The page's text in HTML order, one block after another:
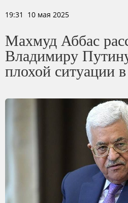
19:31 10 мая 2025
Махмуд Аббас
Владимиру
плохой ситуации